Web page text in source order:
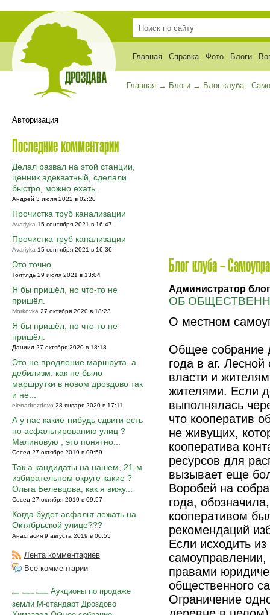
Главная Справка Фото Блоги
Авторизация
Главная → Блоги → Блог клуба -
Последние комментарии
Делал развал на этой станции,
ценник адекватный, сделали
быстро, можно ехать.
Андрей 3 июля 2022 в 02:20
Прочистка труб канализации
Avariyka 15 сентября 2021 в 16:47
Прочистка труб канализации
Avariyka 15 сентября 2021 в 16:36
Это точно
Толтлдь 29 июля 2021 в 13:04
Я бы пришёл, но что-то не
пришёл.
Morkovka 27 октября 2020 в 18:23
Я бы пришёл, но что-то не
пришёл.
Даниил 27 октября 2020 в 18:18
Это не продление маршрута, а
дебилизм. как не было
маршрутки в новом дроздово так
и не...
elenadrozdovo 28 января 2020 в 17:11
А у нас какие-нибудь сдвиги есть
по асфальтированию улиц ?
Малиновую , это понятно...
Сосед 27 октября 2019 в 09:59
Так а кандидаты на нашем, 21-м
избирательном округе какие ?
Ольга Белевцова, как я вижу...
Сосед 27 октября 2019 в 09:57
Когда будет асфальт лежать на
Октябрьской улице???
Анастасия 9 августа 2019 в 00:55
Лента комментариев
Все комментарии
Дороги Кооператив Газопровод
Аукционы по продаже
земли М-стандарт Дроздово
Блог клуба -
Администратор
ОБ
О местном
Общее собрание
года в аг.
власти и
жителями. Если
выполнялась
что кооператив
не живущих,
кооператива
ресурсов для
вызывает еще
Воробей на
года,
кооперативом
рекомендаций
Если исходить
самоуправлении,
правами
общественного
Ограничение